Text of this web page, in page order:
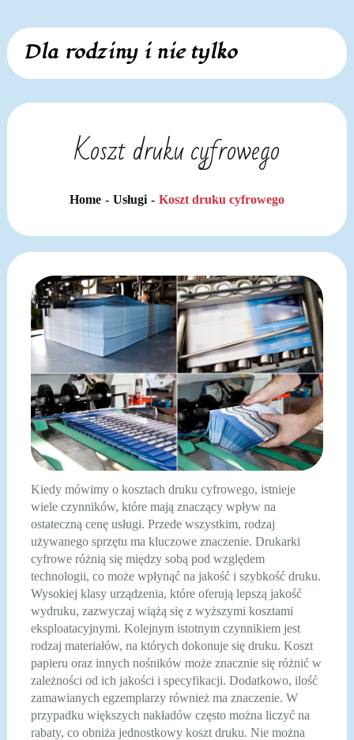
Skip
content
Dla rodziny i nie tylko
Koszt druku cyfrowego
Home Usługi Koszt druku cyfrowego
Kiedy mówimy o kosztach druku cyfrowego, istnieje
wiele czynników, które mają znaczący wpływ na
ostateczną cenę usługi. Przede wszystkim, rodzaj
używanego sprzętu ma kluczowe znaczenie. Drukarki
cyfrowe różnią się między sobą pod względem
technologii, co może wpłynąć na jakość i szybkość druku.
Wysokiej klasy urządzenia, które oferują lepszą jakość
wydruku, zazwyczaj wiążą się z wyższymi kosztami
eksploatacyjnymi. Kolejnym istotnym czynnikiem jest
rodzaj materiałów, na których dokonuje się druku. Koszt
papieru oraz innych nośników może znacznie się różnić w
zależności od ich jakości i specyfikacji. Dodatkowo, ilość
zamawianych egzemplarzy również ma znaczenie. W
przypadku większych nakładów często można liczyć na
rabaty, co obniża jednostkowy koszt druku. Nie można